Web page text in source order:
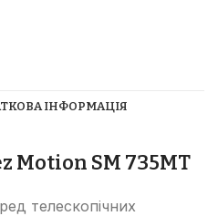
ІНФОРМАЦІЯ
Motion SM 735MT
телескопічних